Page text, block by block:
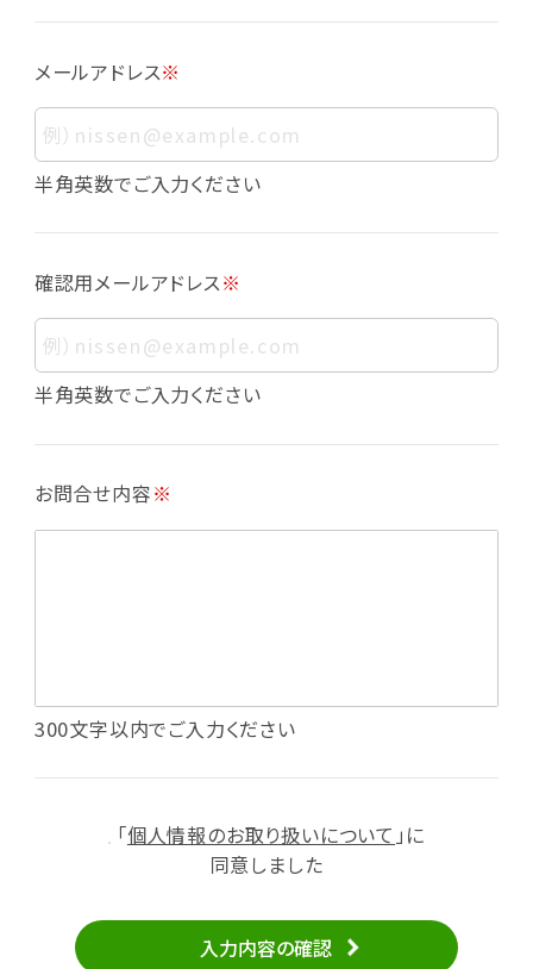
す。また、その情報のみでは識別できない場合で
も、他の情報と容易に照合することで、結果的に
お客様個人を識別できるものも個人情報に含ま
れます。
個人情報の利用目的について
下の通りであり、これらの目的達成の範囲を超
えてお客様の個人情報を利用することはありま
せん。
・会員登録者の個人認証
・会員ポイントプログラムの運営
・メールマガジンの配信
・本サービスに関する規約等の変更の通知
・投稿したクチコミ情報、写真の本サービスへの
・メールマガジン、お知らせ、広告等の配信
（2）ユーザーからのお問い合わせへの対応
せの内容確認、返答
・当サービスの品質改善
メールアドレス※
半角英数でご入力ください
確認用メールアドレス※
半角英数でご入力ください
お問合せ内容※
300文字以内でご入力ください
「個人情報のお取り扱いについて 」に
同意しました
入力内容の確認